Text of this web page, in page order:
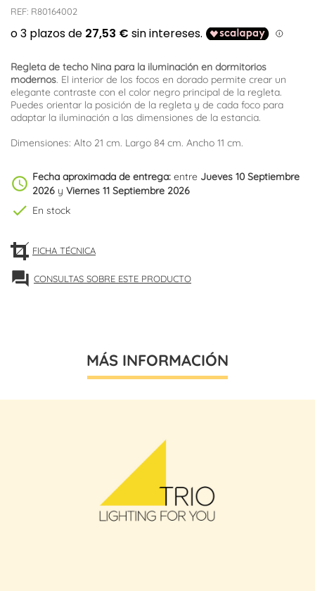
REF: R80164002
Regleta de techo Nina para la iluminación en dormitorios
modernos. El interior de los focos en dorado permite crear un
elegante contraste con el color negro principal de la regleta.
Puedes orientar la posición de la regleta y de cada foco para
adaptar la iluminación a las dimensiones de la estancia.
Dimensiones: Alto 21 cm. Largo 84 cm. Ancho 11 cm.
schedule Fecha aproximada de entrega: entre Jueves 10 Septiembre
2026 y Viernes 11 Septiembre 2026
check En stock
FICHA TÉCNICA
forum CONSULTAS SOBRE ESTE PRODUCTO
MÁS INFORMACIÓN